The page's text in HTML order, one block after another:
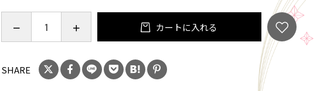
【全成分】
水、セタノール、ジメチコン、セトリモニウムブロミド、ココジ
モニウムヒドロキシプロピル加水分解コラーゲン、ポリクオタニ
ウム－６４、ピロクトンオラミン、ベタイン、ＰＣＡ－Ｎａ、ア
カートに入れる
SHARE